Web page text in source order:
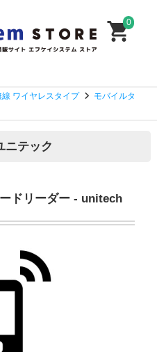
0
線 ワイヤレスタイプ
モバイルタ
ニテック
ドリーダー - unitech